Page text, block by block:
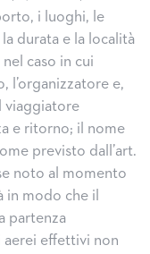
i luoghi, le
durata e la località
caso in cui
l’organizzatore e,
viaggiatore
e ritorno; il nome
previsto dall’art.
noto al momento
modo che il
partenza
effettivi non